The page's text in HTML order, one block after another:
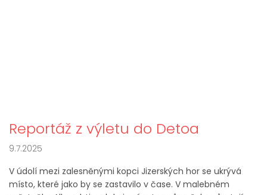
Reportáž z výletu do Detoa
9.7.2025
V údolí mezi zalesněnými kopci Jizerských hor se ukrývá
místo, které jako by se zastavilo v čase. V malebném